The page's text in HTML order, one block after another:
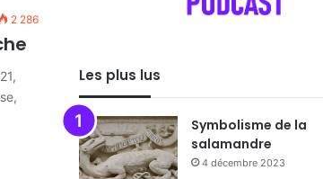
2 286
Les plus lus
Symbolisme de la
salamandre
4 décembre 2023